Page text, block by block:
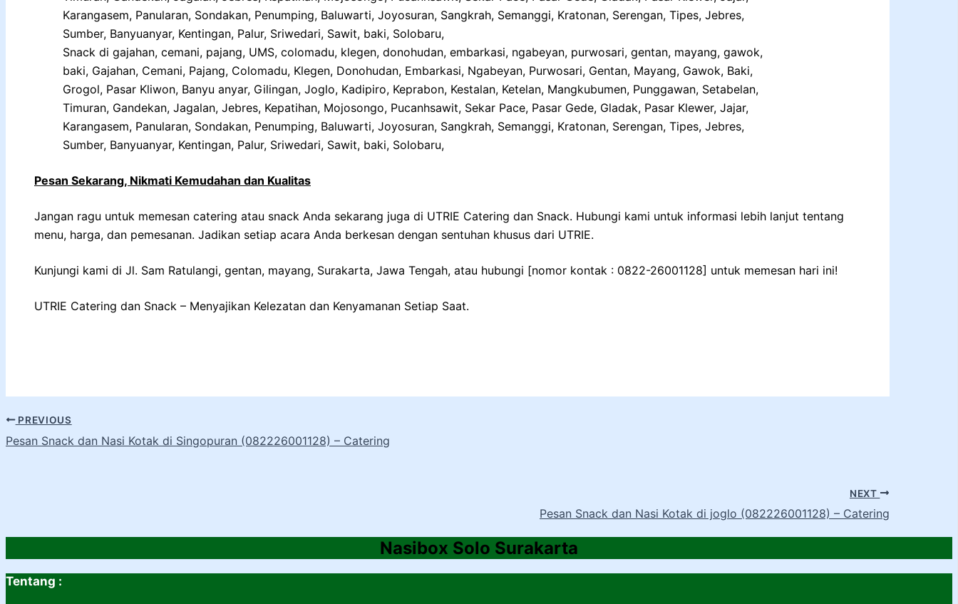
Snack di gajahan, cemani, pajang, UMS, colomadu, klegen, donohudan, embarkasi, ngabeyan, purwosari, gentan, mayang, gawok,
baki, Gajahan, Cemani, Pajang, Colomadu, Klegen, Donohudan, Embarkasi, Ngabeyan, Purwosari, Gentan, Mayang, Gawok, Baki,
Grogol, Pasar Kliwon, Banyu anyar, Gilingan, Joglo, Kadipiro, Keprabon, Kestalan, Ketelan, Mangkubumen, Punggawan, Setabelan,
Timuran, Gandekan, Jagalan, Jebres, Kepatihan, Mojosongo, Pucanhsawit, Sekar Pace, Pasar Gede, Gladak, Pasar Klewer, Jajar,
Karangasem, Panularan, Sondakan, Penumping, Baluwarti, Joyosuran, Sangkrah, Semanggi, Kratonan, Serengan, Tipes, Jebres,
Sumber, Banyuanyar, Kentingan, Palur, Sriwedari, Sawit, baki, Solobaru,
Pesan Sekarang, Nikmati Kemudahan dan Kualitas
Jangan ragu untuk memesan catering atau snack Anda sekarang juga di UTRIE Catering dan Snack. Hubungi kami untuk informasi lebih lanjut tentang
menu, harga, dan pemesanan. Jadikan setiap acara Anda berkesan dengan sentuhan khusus dari UTRIE.
Kunjungi kami di Jl. Sam Ratulangi, gentan, mayang, Surakarta, Jawa Tengah, atau hubungi [nomor kontak : 0822-26001128] untuk memesan hari ini!
UTRIE Catering dan Snack – Menyajikan Kelezatan dan Kenyamanan Setiap Saat.
PREVIOUS
Pesan Snack dan Nasi Kotak di Singopuran (082226001128) – Catering
NEXT
Pesan Snack dan Nasi Kotak di joglo (082226001128) – Catering
Nasibox Solo Surakarta
Tentang :